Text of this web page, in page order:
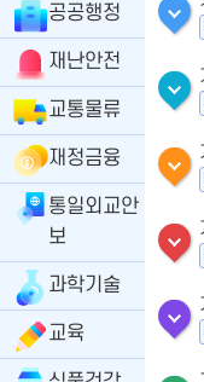
공공행정
재난안전
교통물류
재정금융
통일외교안
보
과학기술
교육